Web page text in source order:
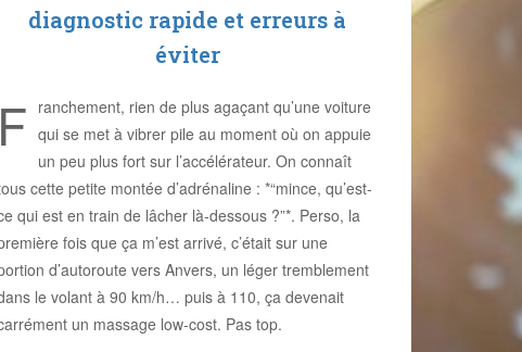
diagnostic rapide et erreurs à
éviter
F ranchement, rien de plus agaçant qu’une voiture
qui se met à vibrer pile au moment où on appuie
un peu plus fort sur l’accélérateur. On connaît
cette petite montée d’adrénaline : *“mince, qu’est-
qui est en train de lâcher là-dessous ?”*. Perso, la
fois que ça m’est arrivé, c’était sur une
d’autoroute vers Anvers, un léger tremblement
le volant à 90 km/h… puis à 110, ça devenait
un massage low-cost. Pas top.